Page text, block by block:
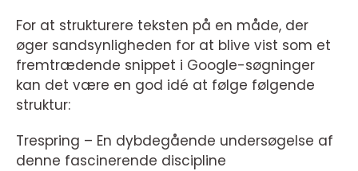
For at strukturere teksten på en måde, der
øger sandsynligheden for at blive vist som et
fremtrædende snippet i Google-søgninger
kan det være en god idé at følge følgende
struktur:
Trespring – En dybdegående undersøgelse af
denne fascinerende discipline